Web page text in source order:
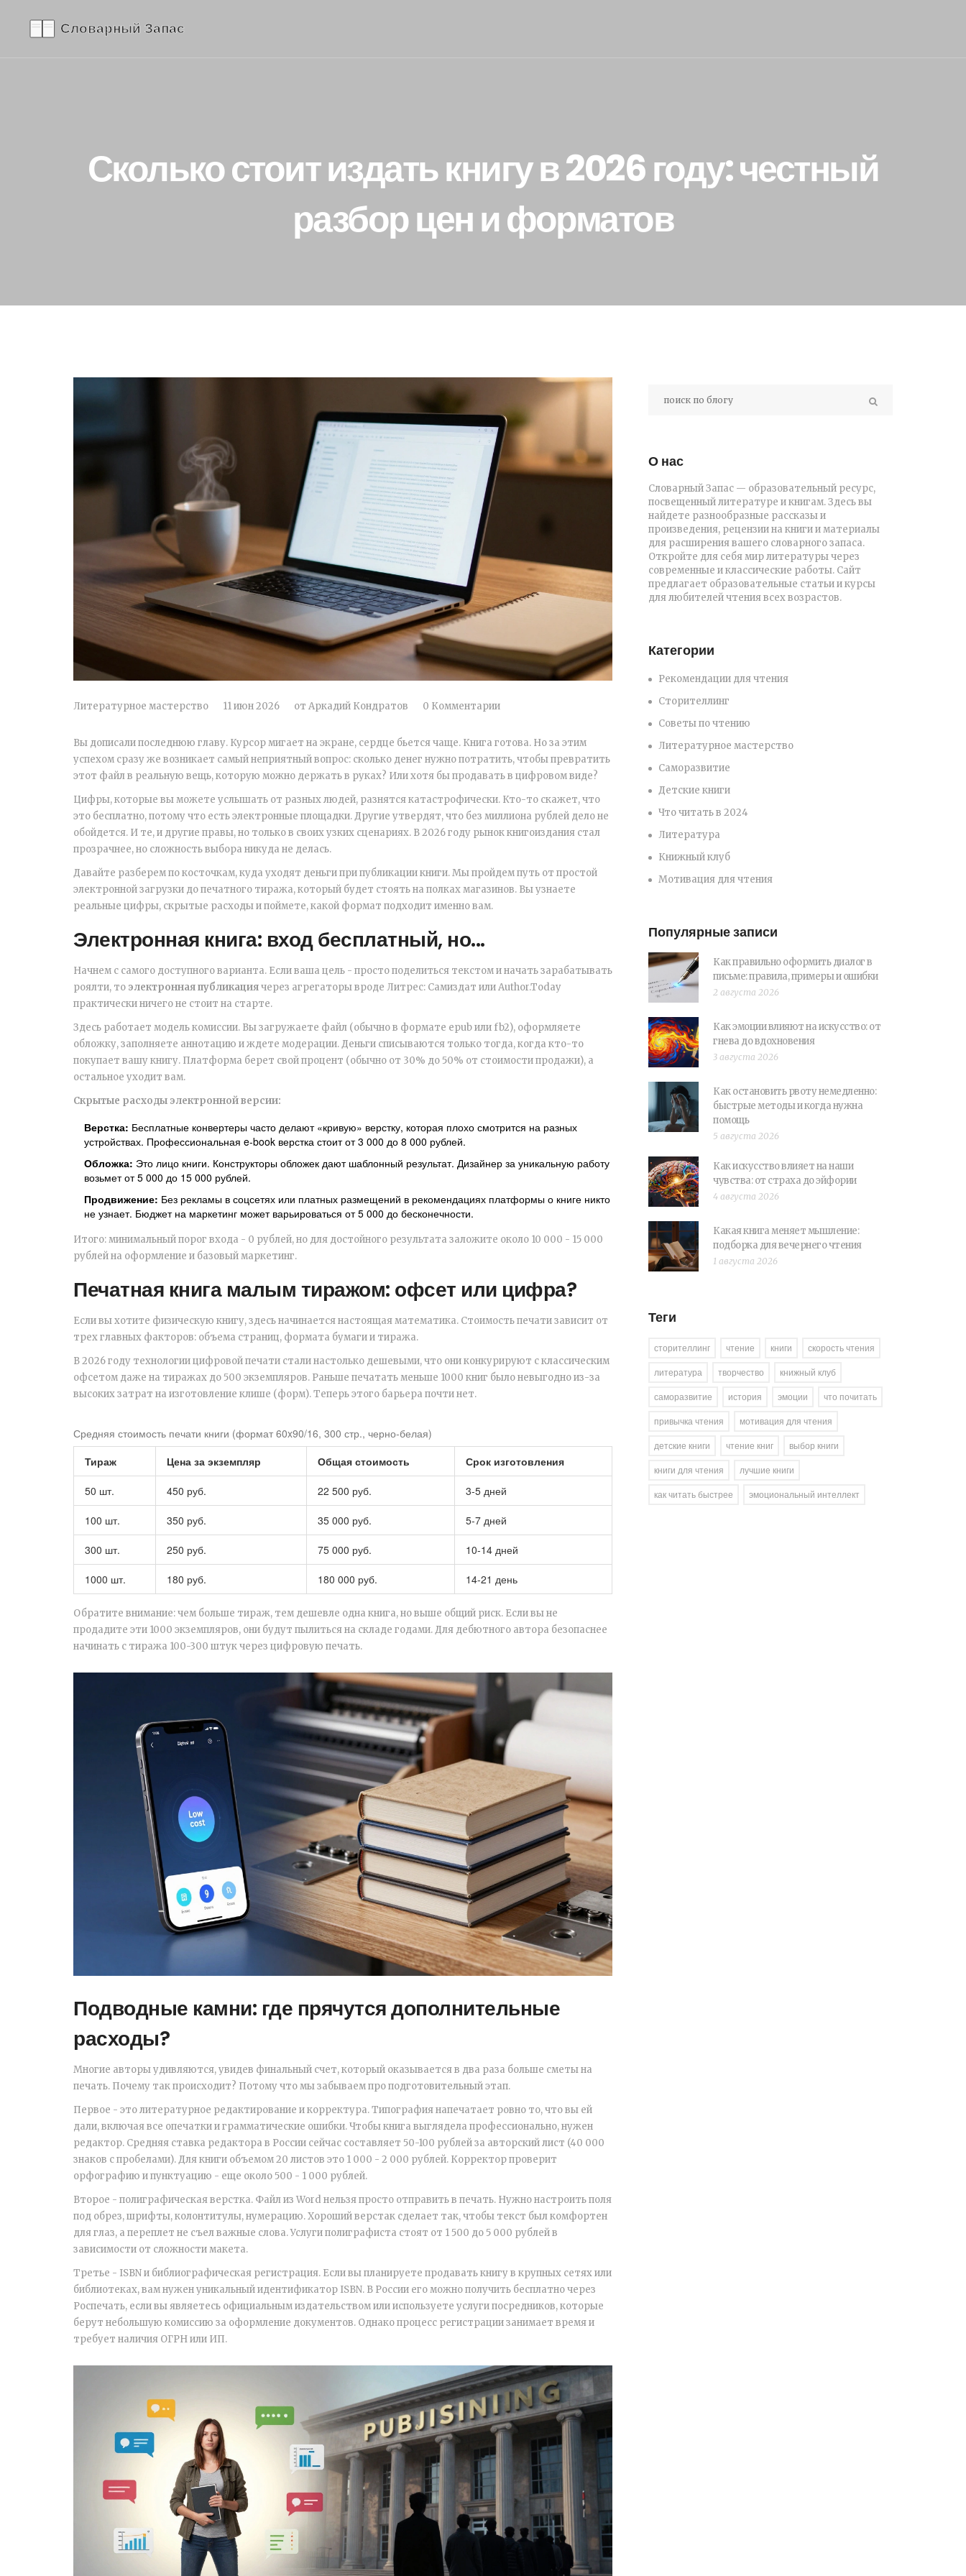
Сколько стоит издать книгу в 2026 году: честный
разбор цен и форматов
Литературное мастерство 11 июн 2026 от Аркадий Кондратов 0 Комментарии
Вы дописали последнюю главу. Курсор мигает на экране, сердце бьется чаще. Книга готова. Но за этим
успехом сразу же возникает самый неприятный вопрос: сколько денег нужно потратить, чтобы превратить
этот файл в реальную вещь, которую можно держать в руках? Или хотя бы продавать в цифровом виде?
Цифры, которые вы можете услышать от разных людей, разнятся катастрофически. Кто-то скажет, что
это бесплатно, потому что есть электронные площадки. Другие утвердят, что без миллиона рублей дело не
обойдется. И те, и другие правы, но только в своих узких сценариях. В 2026 году рынок книгоиздания стал
прозрачнее, но сложность выбора никуда не делась.
Давайте разберем по косточкам, куда уходят деньги при публикации книги. Мы пройдем путь от простой
электронной загрузки до печатного тиража, который будет стоять на полках магазинов. Вы узнаете
реальные цифры, скрытые расходы и поймете, какой формат подходит именно вам.
Электронная книга: вход бесплатный, но...
Начнем с самого доступного варианта. Если ваша цель - просто поделиться текстом и начать зарабатывать
роялти, то электронная публикациячерез агрегаторы вроде Литрес: Самиздат или Author.Today
практически ничего не стоит на старте.
Здесь работает модель комиссии. Вы загружаете файл (обычно в формате epub или fb2), оформляете
обложку, заполняете аннотацию и ждете модерации. Деньги списываются только тогда, когда кто-то
покупает вашу книгу. Платформа берет свой процент (обычно от 30% до 50% от стоимости продажи), а
остальное уходит вам.
Скрытые расходы электронной версии:
Верстка: Бесплатные конвертеры часто делают «кривую» верстку, которая плохо смотрится на разных
устройствах. Профессиональная e-book верстка стоит от 3 000 до 8 000 рублей.
Обложка: Это лицо книги. Конструкторы обложек дают шаблонный результат. Дизайнер за уникальную работу
возьмет от 5 000 до 15 000 рублей.
Продвижение: Без рекламы в соцсетях или платных размещений в рекомендациях платформы о книге никто
не узнает. Бюджет на маркетинг может варьироваться от 5 000 до бесконечности.
Итого: минимальный порог входа - 0 рублей, но для достойного результата заложите около 10 000 - 15 000
рублей на оформление и базовый маркетинг.
Печатная книга малым тиражом: офсет или цифра?
Если вы хотите физическую книгу, здесь начинается настоящая математика. Стоимость печати зависит от
трех главных факторов: объема страниц, формата бумаги и тиража.
В 2026 году технологии цифровой печати стали настолько дешевыми, что они конкурируют с классическим
офсетом даже на тиражах до 500 экземпляров. Раньше печатать меньше 1000 книг было невыгодно из-за
высоких затрат на изготовление клише (форм). Теперь этого барьера почти нет.
Средняя стоимость печати книги (формат 60x90/16, 300 стр., черно-белая)
Тираж
Цена за экземпляр Общая стоимость Срок изготовления
50 шт. 450 руб. 22 500 руб. 3-5 дней
100 шт. 350 руб. 35 000 руб. 5-7 дней
300 шт. 250 руб. 75 000 руб. 10-14 дней
1000 шт. 180 руб. 180 000 руб. 14-21 день
Обратите внимание: чем больше тираж, тем дешевле одна книга, но выше общий риск. Если вы не
продадите эти 1000 экземпляров, они будут пылиться на складе годами. Для дебютного автора безопаснее
начинать с тиража 100-300 штук через цифровую печать.
Подводные камни: где прячутся дополнительные
расходы?
Многие авторы удивляются, увидев финальный счет, который оказывается в два раза больше сметы на
печать. Почему так происходит? Потому что мы забываем про подготовительный этап.
Первое - этолитературное редактирование и корректура. Типография напечатает ровно то, что вы ей
дали, включая все опечатки и грамматические ошибки. Чтобы книга выглядела профессионально, нужен
редактор. Средняя ставка редактора в России сейчас составляет 50-100 рублей за авторский лист (40 000
знаков с пробелами). Для книги объемом 20 листов это 1 000 - 2 000 рублей. Корректор проверит
орфографию и пунктуацию - еще около 500 - 1 000 рублей.
Второе - полиграфическая верстка. Файл из Word нельзя просто отправить в печать. Нужно настроить поля
под обрез, шрифты, колонтитулы, нумерацию. Хороший верстак сделает так, чтобы текст был комфортен
для глаз, а переплет не съел важные слова. Услуги полиграфиста стоят от 1 500 до 5 000 рублей в
зависимости от сложности макета.
Третье - ISBN и библиографическая регистрация. Если вы планируете продавать книгу в крупных сетях или
библиотеках, вам нужен уникальный идентификатор ISBN. В России его можно получить бесплатно через
Роспечать, если вы являетесь официальным издательством или используете услуги посредников, которые
берут небольшую комиссию за оформление документов. Однако процесс регистрации занимает время и
требует наличия ОГРН или ИП.
О нас
Словарный Запас — образовательный ресурс,
посвещенный литературе и книгам. Здесь вы
найдете разнообразные рассказы и
произведения, рецензии на книги и материалы
для расширения вашего словарного запаса.
Откройте для себя мир литературы через
современные и классические работы. Сайт
предлагает образовательные статьи и курсы
для любителей чтения всех возрастов.
Категории
Рекомендации для чтения
Сторителлинг
Советы по чтению
Литературное мастерство
Саморазвитие
Детские книги
Что читать в 2024
Литература
Книжный клуб
Мотивация для чтения
Популярные записи
Как правильно оформить диалог в
письме: правила, примеры и ошибки
2 августа 2026
Как эмоции влияют на искусство: от
гнева до вдохновения
3 августа 2026
Как остановить рвоту немедленно:
быстрые методы и когда нужна
помощь
5 августа 2026
Как искусство влияет на наши
чувства: от страха до эйфории
4 августа 2026
Какая книга меняет мышление:
подборка для вечернего чтения
1 августа 2026
Теги
сторителлинг чтение книги
скорость чтения
литература
творчество
книжный клуб
саморазвитие
история эмоции
что почитать
привычка чтения
мотивация для чтения
детские книги
чтение книг
выбор книги
книги для чтения
лучшие книги
как читать быстрее
эмоциональный интеллект